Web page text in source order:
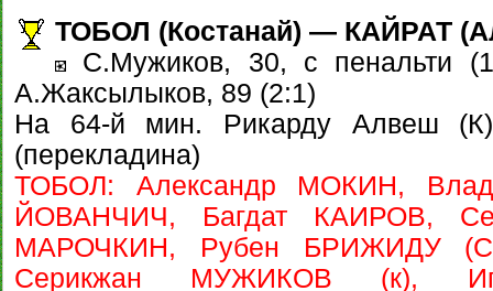
ТОБОЛ (Костанай) — КАЙРАТ
С.Мужиков, 30, с пенальти
А.Жаксылыков, 89 (2:1)
На 64-й мин. Рикарду Алвеш (К)
(перекладина)
ТОБОЛ: Александр МОКИН,
ЙОВАНЧИЧ, Багдат КАИРОВ,
МАРОЧКИН, Рубен БРИЖИДУ
Серикжан МУЖИКОВ (к),